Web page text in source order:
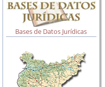
Bases de Datos Jurídicas